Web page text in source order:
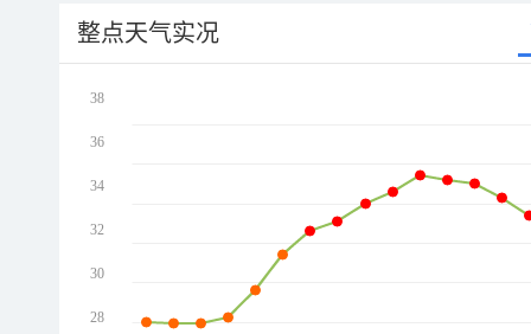
整点天气实况
38
36
34
32
30
28